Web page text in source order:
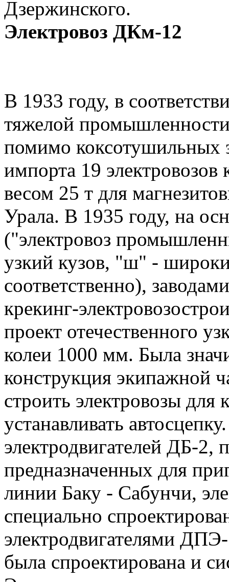
Дзержинского.
Электровоз ДКм-12
В 1933 году, в
тяжелой
помимо коксотушильных
импорта 19
весом 25 т для
Урала. В 1935 году, на
("электровоз
узкий кузов, "ш" -
соответственно),
крекинг-
проект отечественного
колеи 1000 мм. Была
конструкция экипажной
строить электровозы
устанавливать
электродвигателей ДБ-2,
предназначенных для
линии Баку - Сабунчи,
специально
электродвигателями
была спроектирована и